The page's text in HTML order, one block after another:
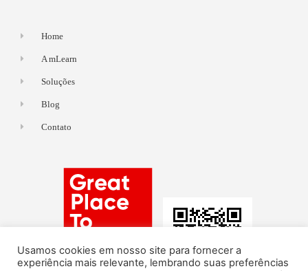
Home
A mLearn
Soluções
Blog
Contato
Usamos cookies em nosso site para fornecer a
experiência mais relevante, lembrando suas preferências